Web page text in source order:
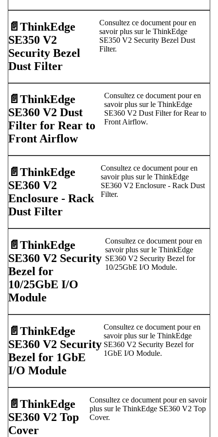
📄️ ThinkEdge
SE350 V2
Security Bezel
Dust Filter
Consultez ce document pour en
savoir plus sur le ThinkEdge
SE350 V2 Security Bezel Dust
Filter.
📄️ ThinkEdge
SE360 V2 Dust
Filter for Rear to
Front Airflow
Consultez ce document pour en
savoir plus sur le ThinkEdge
SE360 V2 Dust Filter for Rear to
Front Airflow.
📄️ ThinkEdge
SE360 V2
Enclosure - Rack
Dust Filter
Consultez ce document pour en
savoir plus sur le ThinkEdge
SE360 V2 Enclosure - Rack Dust
Filter.
📄️ ThinkEdge
SE360 V2 Security
Bezel for
10/25GbE I/O
Module
Consultez ce document pour en
savoir plus sur le ThinkEdge
SE360 V2 Security Bezel for
10/25GbE I/O Module.
📄️ ThinkEdge
SE360 V2 Security
Bezel for 1GbE
I/O Module
Consultez ce document pour en
savoir plus sur le ThinkEdge
SE360 V2 Security Bezel for
1GbE I/O Module.
📄️ ThinkEdge
SE360 V2 Top
Cover
Consultez ce document pour en savoir
plus sur le ThinkEdge SE360 V2 Top
Cover.